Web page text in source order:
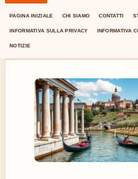
PAGINA INIZIALE CHI SIAMO CONTATTI
INFORMATIVA SULLA PRIVACY INFORMATIVA
NOTIZIE